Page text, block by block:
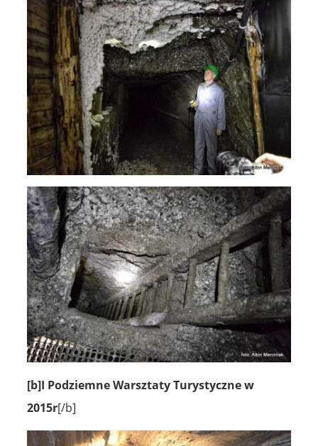
[b]I Podziemne Warsztaty Turystyczne w
2015r[/b]